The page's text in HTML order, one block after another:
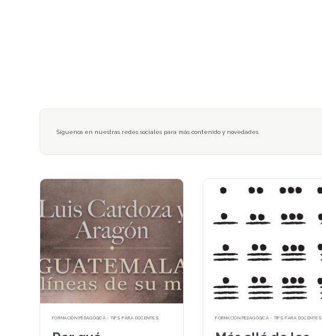
Síguenos en nuestras redes sociales para más contenido y novedades.
FORMACIÓN PEDAGÓGICA • TIPS PARA DOCENTES FORMACIÓN PEDAGÓGICA • TIPS PARA DOCENTES